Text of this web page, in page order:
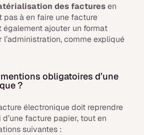
des facturesen
à en faire une facture
également ajouter un format
comme expliqué
obligatoires d’une
?
électronique doit reprendre
facture papier, tout en
suivantes :